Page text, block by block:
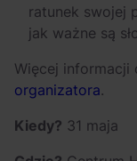
ratunek swojej
jak ważne są
Więcej informacji
organizatora.
Kiedy? 31 maja